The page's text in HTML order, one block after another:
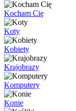
Kocham Cię
Koty
Kobiety
Krajobrazy
Komputery
Konie